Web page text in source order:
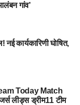
गांव’
कार्यकारिणी घोषित,
Today Match
लीड्स ड्रीम11 टीम